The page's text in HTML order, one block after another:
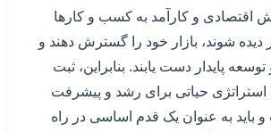
اقتصادی و کارآمد به کسب و کارها
دیده شوند، بازار خود را گسترش دهند و
پایدار دست یابند. بنابراین، ثبت
حیاتی برای رشد و پیشرفت
به عنوان یک قدم اساسی در راه